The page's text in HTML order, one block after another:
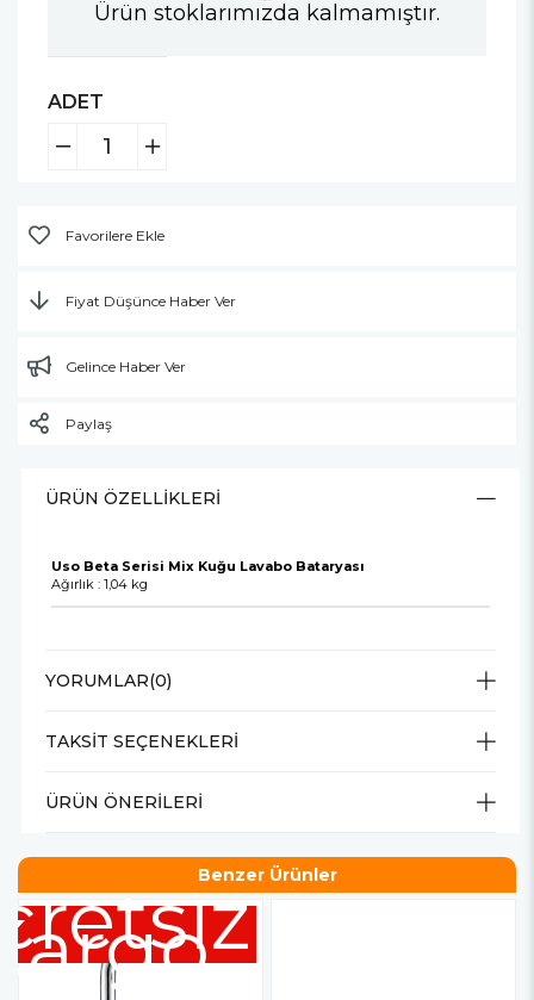
Ürün stoklarımızda kalmamıştır.
ADET
Favorilere Ekle
Fiyat Düşünce Haber Ver
Gelince Haber Ver
Paylaş
ÜRÜN ÖZELLIKLERI
Uso Beta Serisi Mix Kuğu Lavabo Bataryası
Ağırlık : 1,04 kg
YORUMLAR(0)
TAKSIT SEÇENEKLERI
ÜRÜN ÖNERILERI
Benzer Ürünler